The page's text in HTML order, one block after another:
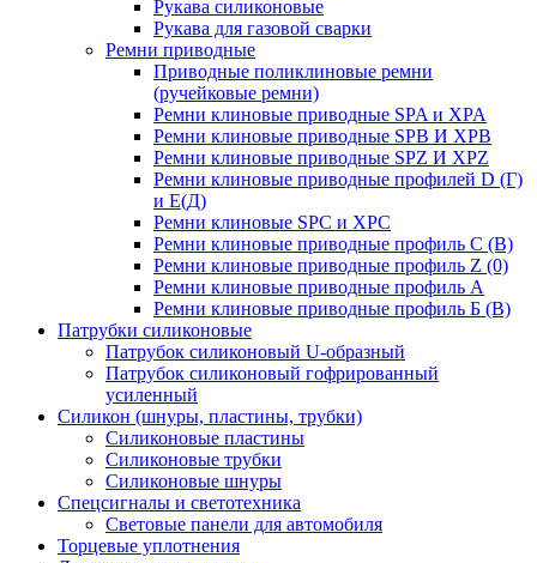
Рукава силиконовые
Рукава для газовой сварки
Ремни приводные
Приводные поликлиновые ремни
(ручейковые ремни)
Ремни клиновые приводные SPA и XPA
Ремни клиновые приводные SPB И XPB
Ремни клиновые приводные SPZ И XPZ
Ремни клиновые приводные профилей D (Г)
и Е(Д)
Ремни клиновые SPC и XPC
Ремни клиновые приводные профиль C (В)
Ремни клиновые приводные профиль Z (0)
Ремни клиновые приводные профиль А
Ремни клиновые приводные профиль Б (B)
Патрубки силиконовые
Патрубок силиконовый U-образный
Патрубок силиконовый гофрированный
усиленный
Силикон (шнуры, пластины, трубки)
Силиконовые пластины
Силиконовые трубки
Силиконовые шнуры
Спецсигналы и светотехника
Световые панели для автомобиля
Торцевые уплотнения